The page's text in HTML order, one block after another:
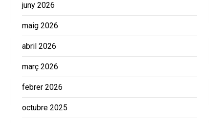
juny 2026
maig 2026
abril 2026
març 2026
febrer 2026
octubre 2025